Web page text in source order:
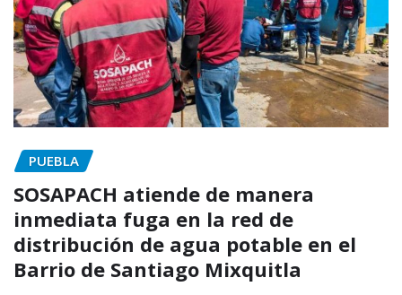
PUEBLA
SOSAPACH atiende de manera
inmediata fuga en la red de
distribución de agua potable en el
Barrio de Santiago Mixquitla